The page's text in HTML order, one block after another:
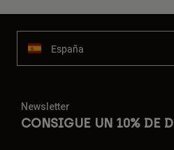
España
Newsletter
CONSIGUE UN 10% DE